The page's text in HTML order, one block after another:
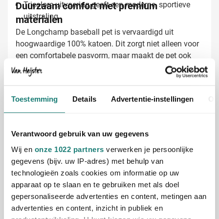
Toestemming Details Advertentie-instellingen
Verantwoord gebruik van uw gegevens
Wij en onze 1022 partners verwerken je persoonlijke
gegevens (bijv. uw IP-adres) met behulp van
technologieën zoals cookies om informatie op uw
apparaat op te slaan en te gebruiken met als doel
gepersonaliseerde advertenties en content, metingen aan
advertenties en content, inzicht in publiek en
Tricolore uitvoering geeft een moderne, sportieve
uitstraling
Duurzaam comfort met premium
materialen
De Longchamp baseball pet is vervaardigd uit
hoogwaardige 100% katoen. Dit zorgt niet alleen voor
een comfortabele pasvorm, maar maakt de pet ook
stevig genoeg voor frequent gebruik. Het 5-panels
ontwerp biedt de ideale vorm om je logo optimaal te
prettig zit en er goed uitziet.
Baseball petten laten bedrukken met jouw
Bij Van Heijster Relatiegeschenken maken we van elke
uit verschillende opties:
Bedrukking met je bedrijfslogo in één of meerdere
kleuren
Full color bedrukking voor een levendige uitstraling
Met een pakkende slogan of bedrijfsnaam
Gratis digitaal voorbeeld van je bedrukte